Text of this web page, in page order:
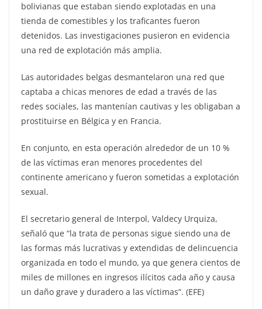
bolivianas que estaban siendo explotadas en una
tienda de comestibles y los traficantes fueron
detenidos. Las investigaciones pusieron en evidencia
una red de explotación más amplia.
Las autoridades belgas desmantelaron una red que
captaba a chicas menores de edad a través de las
redes sociales, las mantenían cautivas y les obligaban a
prostituirse en Bélgica y en Francia.
En conjunto, en esta operación alrededor de un 10 %
de las víctimas eran menores procedentes del
continente americano y fueron sometidas a explotación
sexual.
El secretario general de Interpol, Valdecy Urquiza,
señaló que “la trata de personas sigue siendo una de
las formas más lucrativas y extendidas de delincuencia
organizada en todo el mundo, ya que genera cientos de
miles de millones en ingresos ilícitos cada año y causa
un daño grave y duradero a las víctimas”. (EFE)